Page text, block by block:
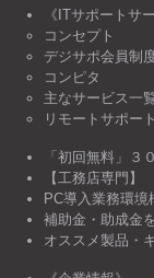
《ITサポートサ
コンセプト
デジサポ会員制
コンピタ
主なサービス一
リモートサポート
「初回無料」３
【工務店専門
PC導入業務環境
補助金・助成金
オススメ製品・